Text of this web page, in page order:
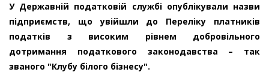
У Державній податковій службі опублікували назви
підприємств, що увійшли до Переліку платників
податків з високим рівнем добровільного
дотримання податкового законодавства – так
званого "Клубу білого бізнесу".